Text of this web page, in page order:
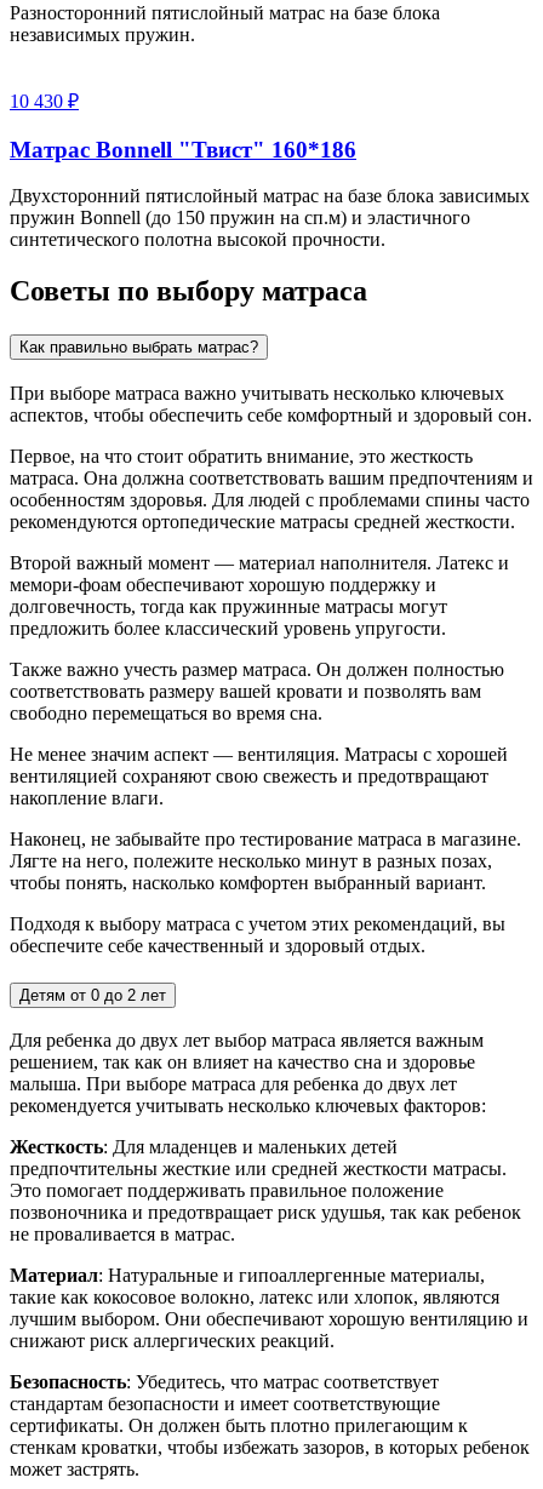
Разносторонний пятислойный матрас на базе блока
независимых пружин.
10 430 ₽
Матрас Bonnell "Твист" 160*186
Двухсторонний пятислойный матрас на базе блока зависимых
пружин Bonnell (до 150 пружин на сп.м) и эластичного
синтетического полотна высокой прочности.
Советы по выбору матраса
Как правильно выбрать матрас?
При выборе матраса важно учитывать несколько ключевых
аспектов, чтобы обеспечить себе комфортный и здоровый сон.
Первое, на что стоит обратить внимание, это жесткость
матраса. Она должна соответствовать вашим предпочтениям и
особенностям здоровья. Для людей с проблемами спины часто
рекомендуются ортопедические матрасы средней жесткости.
Второй важный момент — материал наполнителя. Латекс и
мемори-фоам обеспечивают хорошую поддержку и
долговечность, тогда как пружинные матрасы могут
предложить более классический уровень упругости.
Также важно учесть размер матраса. Он должен полностью
соответствовать размеру вашей кровати и позволять вам
свободно перемещаться во время сна.
Не менее значим аспект — вентиляция. Матрасы с хорошей
вентиляцией сохраняют свою свежесть и предотвращают
накопление влаги.
Наконец, не забывайте про тестирование матраса в магазине.
Лягте на него, полежите несколько минут в разных позах,
чтобы понять, насколько комфортен выбранный вариант.
Подходя к выбору матраса с учетом этих рекомендаций, вы
обеспечите себе качественный и здоровый отдых.
Детям от 0 до 2 лет
Для ребенка до двух лет выбор матраса является важным
решением, так как он влияет на качество сна и здоровье
малыша. При выборе матраса для ребенка до двух лет
рекомендуется учитывать несколько ключевых факторов:
Жесткость: Для младенцев и маленьких детей
предпочтительны жесткие или средней жесткости матрасы.
Это помогает поддерживать правильное положение
позвоночника и предотвращает риск удушья, так как ребенок
не проваливается в матрас.
Материал: Натуральные и гипоаллергенные материалы,
такие как кокосовое волокно, латекс или хлопок, являются
лучшим выбором. Они обеспечивают хорошую вентиляцию и
снижают риск аллергических реакций.
Безопасность: Убедитесь, что матрас соответствует
стандартам безопасности и имеет соответствующие
сертификаты. Он должен быть плотно прилегающим к
стенкам кроватки, чтобы избежать зазоров, в которых ребенок
может застрять.